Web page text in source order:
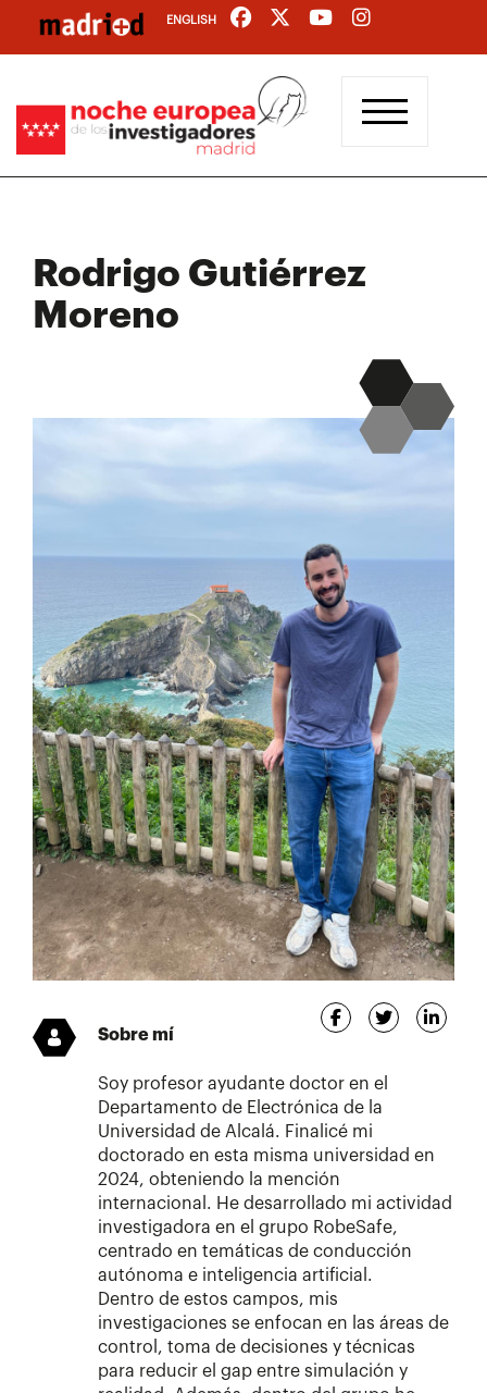
contenido
ENGLISH
Rodrigo Gutiérrez
Moreno
Sobre mí
Soy profesor ayudante doctor en el
Departamento de Electrónica de la
Universidad de Alcalá. Finalicé mi
doctorado en esta misma universidad en
2024, obteniendo la mención
internacional. He desarrollado mi actividad
investigadora en el grupo RobeSafe,
centrado en temáticas de conducción
autónoma e inteligencia artificial.
Dentro de estos campos, mis
investigaciones se enfocan en las áreas de
control, toma de decisiones y técnicas
para reducir el gap entre simulación y